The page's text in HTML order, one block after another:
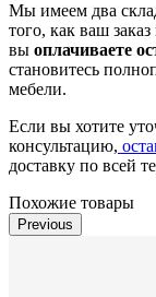
Мы имеем два
того, как ваш
вы оплачиваете
становитесь
мебели.
Если вы хотите
консультацию,
доставку по всей
Похожие товары
Previous